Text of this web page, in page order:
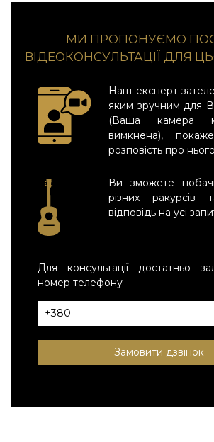
МИ ПРОПОНУЄМО
ВІДЕОКОНСУЛЬТАЦІЇ ДЛЯ
Наш експерт
яким зручним для
(Ваша камера
вимкнена),
розповість про
Ви зможете
різних ракурсів
відповідь на усі
Для консультації достатньо
номер телефону
Замовити дзвінок